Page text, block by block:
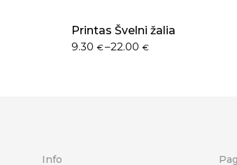
Printas Švelni žalia
9.30 €–22.00€
Info